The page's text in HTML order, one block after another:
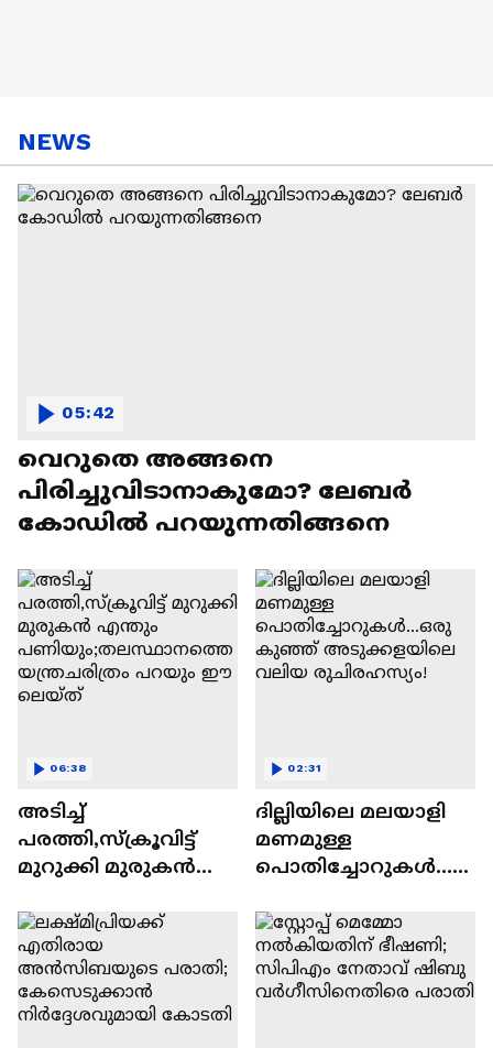
NEWS
വെറുതെ അങ്ങനെ
പിരിച്ചുവിടാനാകുമോ? ലേബര്‍
കോഡില്‍ പറയുന്നതിങ്ങനെ
05:42
അടിച്ച്
പരത്തി,സ്ക്രൂവിട്ട്
മുറുക്കി മുരുകന്‍
പണിയും;തലസ്ഥാന
ത്തെ യന്ത്രചരിത്രം
പറയും ഈ ലെയ്ത്
06:38
ദില്ലിയിലെ മലയാളി
മണമുള്ള
പൊതിച്ചോറുകൾ...ഒ
അടുക്കളയിലെ
വലിയ രുചിരഹസ്യം!
02:31